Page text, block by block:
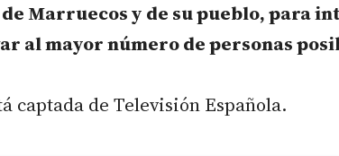
Marruecos y de su pueblo, para
al mayor número de personas
captada de Televisión Española.